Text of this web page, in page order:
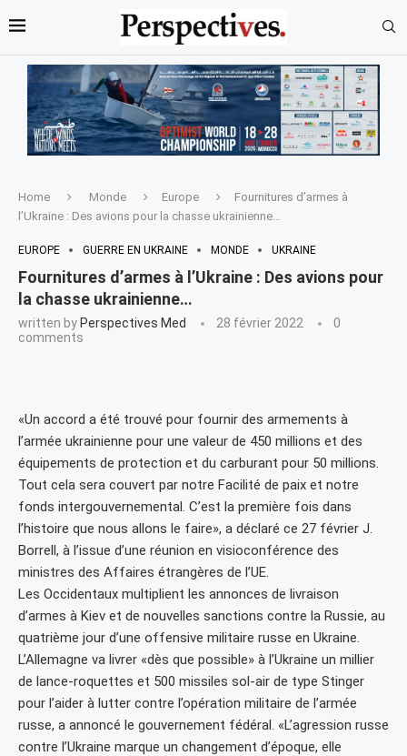
Home Monde Europe
Fournitures d’armes à
l’Ukraine : Des avions pour la chasse ukrainienne…
EUROPE GUERRE EN UKRAINE MONDE UKRAINE
Fournitures d’armes à l’Ukraine : Des avions pour
la chasse ukrainienne…
written by Perspectives Med 28 février 2022
0
comments
«Un accord a été trouvé pour fournir des armements à
l’armée ukrainienne pour une valeur de 450 millions et des
équipements de protection et du carburant pour 50 millions.
Tout cela sera couvert par notre Facilité de paix et notre
fonds intergouvernemental. C’est la première fois dans
l’histoire que nous allons le faire», a déclaré ce 27 février J.
Borrell, à l’issue d’une réunion en visioconférence des
ministres des Affaires étrangères de l’UE.
Les Occidentaux multiplient les annonces de livraison
d’armes à Kiev et de nouvelles sanctions contre la Russie, au
quatrième jour d’une offensive militaire russe en Ukraine.
L’Allemagne va livrer «dès que possible» à l’Ukraine un millier
de lance-roquettes et 500 missiles sol-air de type Stinger
pour l’aider à lutter contre l’opération militaire de l’armée
russe, a annoncé le gouvernement fédéral. «L’agression russe
contre l’Ukraine marque un changement d’époque, elle